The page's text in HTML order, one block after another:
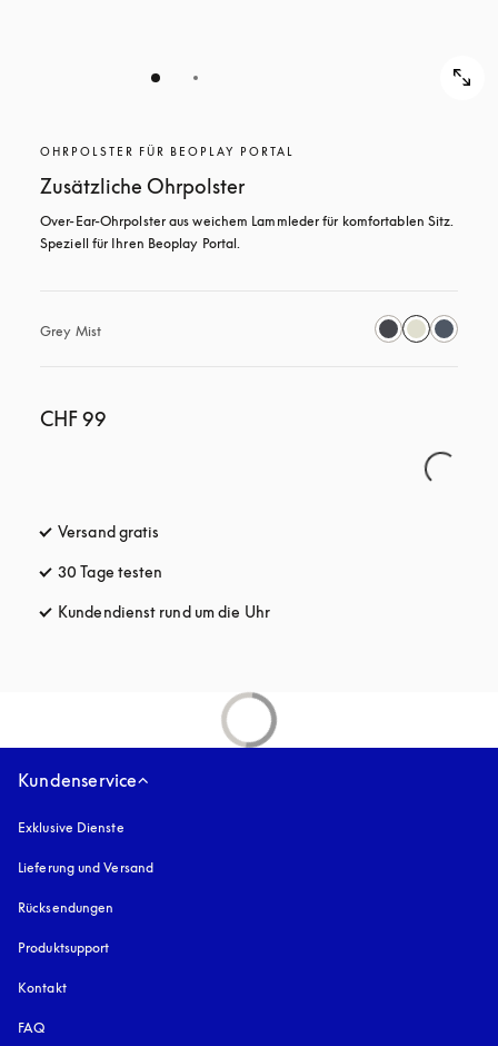
OHRPOLSTER FÜR BEOPLAY PORTAL
Zusätzliche Ohrpolster
Over-Ear-Ohrpolster aus weichem Lammleder für komfortablen Sitz.
Speziell für Ihren Beoplay Portal.
Grey Mist
CHF 99
Versand gratis
30 Tage testen
Kundendienst rund um die Uhröffnet sich in einem neuen Tab
Kundenservice
Exklusive Dienste
Lieferung und Versand
Rücksendungen
Produktsupport
Kontakt
FAQ